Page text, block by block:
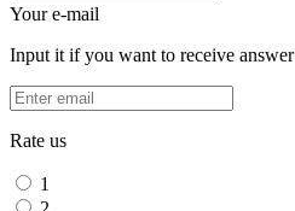
Your e-mail
Input it if you want to receive answer
Rate us
1